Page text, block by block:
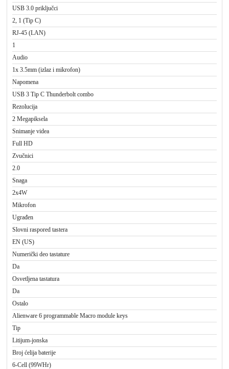
USB 3.0 priključci
2, 1 (Tip C)
RJ-45 (LAN)
1
Audio
1x 3.5mm (izlaz i mikrofon)
Napomena
USB 3 Tip C Thunderbolt combo
Rezolucija
2 Megapiksela
Snimanje videa
Full HD
Zvučnici
2.0
Snaga
2x4W
Mikrofon
Ugrađen
Slovni raspored tastera
EN (US)
Numerički deo tastature
Da
Osvetljena tastatura
Da
Ostalo
Alienware 6 programmable Macro module keys
Tip
Litijum-jonska
Broj ćelija baterije
6-Cell (99WHr)